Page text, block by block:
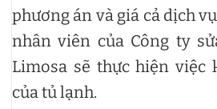
phương án và giá cả dịch
nhân viên của Công ty
Limosa sẽ thực hiện việc
của tủ lạnh.